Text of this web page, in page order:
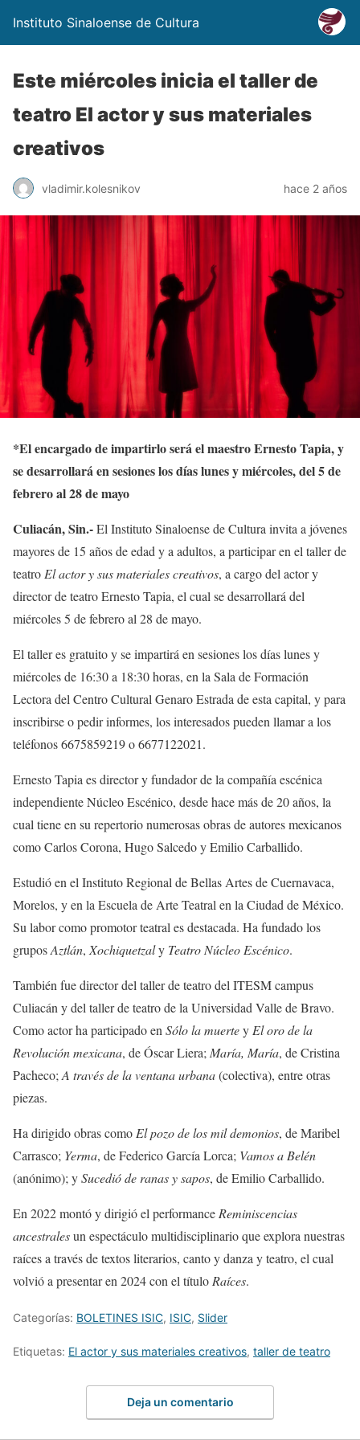
Instituto Sinaloense de Cultura
Este miércoles inicia el taller de
teatro El actor y sus materiales
creativos
vladimir.kolesnikov hace 2 años
*El encargado de impartirlo será el maestro Ernesto Tapia, y
se desarrollará en sesiones los días lunes y miércoles, del 5 de
febrero al 28 de mayo
Culiacán, Sin.-El Instituto Sinaloense de Cultura invita a jóvenes
mayores de 15 años de edad y a adultos, a participar en el taller de
teatro El actor y sus materiales creativos, a cargo del actor y
director de teatro Ernesto Tapia, el cual se desarrollará del
miércoles 5 de febrero al 28 de mayo.
El taller es gratuito y se impartirá en sesiones los días lunes y
miércoles de 16:30 a 18:30 horas, en la Sala de Formación
Lectora del Centro Cultural Genaro Estrada de esta capital, y para
inscribirse o pedir informes, los interesados pueden llamar a los
teléfonos 6675859219 o 6677122021.
Ernesto Tapia es director y fundador de la compañía escénica
independiente Núcleo Escénico, desde hace más de 20 años, la
cual tiene en su repertorio numerosas obras de autores mexicanos
como Carlos Corona, Hugo Salcedo y Emilio Carballido.
Estudió en el Instituto Regional de Bellas Artes de Cuernavaca,
Morelos, y en la Escuela de Arte Teatral en la Ciudad de México.
Su labor como promotor teatral es destacada. Ha fundado los
gruposAztlán, Xochiquetzaly Teatro Núcleo Escénico.
También fue director del taller de teatro del ITESM campus
Culiacán y del taller de teatro de la Universidad Valle de Bravo.
Como actor ha participado en Sólo la muertey El oro de la
Revolución mexicana, de Óscar Liera; María, María, de Cristina
Pacheco; A través de la ventana urbana(colectiva), entre otras
piezas.
Ha dirigido obras como El pozo de los mil demonios, de Maribel
Carrasco; Yerma, de Federico García Lorca; Vamos a Belén
(anónimo); ySucedió de ranas y sapos, de Emilio Carballido.
En 2022 montó y dirigió el performance Reminiscencias
ancestralesun espectáculo multidisciplinario que explora nuestras
raíces a través de textos literarios, canto y danza y teatro, el cual
volvió a presentar en 2024 con el título Raíces.
Categorías: BOLETINES ISIC, ISIC, Slider
Etiquetas: El actor y sus materiales creativos, taller de teatro
Deja un comentario